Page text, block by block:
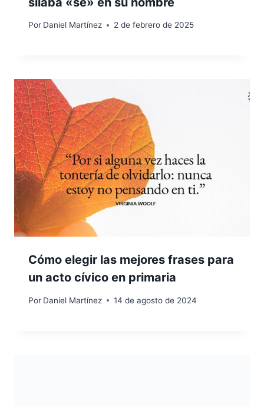
Por Daniel Martínez 2 de febrero de 2025
Cómo elegir las mejores frases para
un acto cívico en primaria
Por Daniel Martínez 14 de agosto de 2024